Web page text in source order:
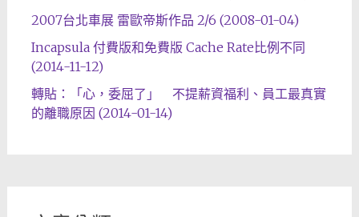
2007台北車展 雷歐帝斯作品 2/6 (2008-01-04)
Incapsula 付費版和免費版 Cache Rate比例不同
(2014-11-12)
轉貼：「心，委屈了」 不提薪資福利、員工最真實
的離職原因 (2014-01-14)